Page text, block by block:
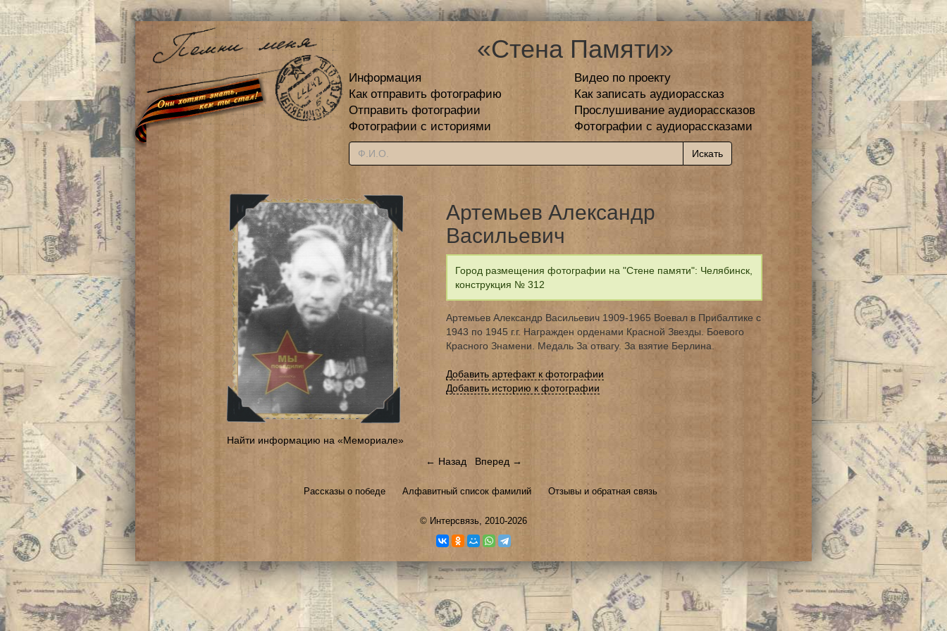
«Стена Памяти»
Информация
Видео по проекту
Как отправить фотографию
Как записать аудиорассказ
Отправить фотографии
Прослушивание аудиорассказов
Фотографии с историями
Фотографии с аудиорассказами
Найти информацию на «Мемориале»
Артемьев Александр
Васильевич
Город размещения фотографии на "Стене памяти": Челябинск,
конструкция № 312
Артемьев Александр Васильевич 1909-1965 Воевал в Прибалтике с
1943 по 1945 г.г. Награжден орденами Красной Звезды. Боевого
Красного Знамени. Медаль За отвагу. За взятие Берлина.
Добавить артефакт к фотографии
Добавить историю к фотографии
← Назад Вперед →
Рассказы о победе Алфавитный список фамилий Отзывы и обратная связь
© Интерсвязь, 2010-2026